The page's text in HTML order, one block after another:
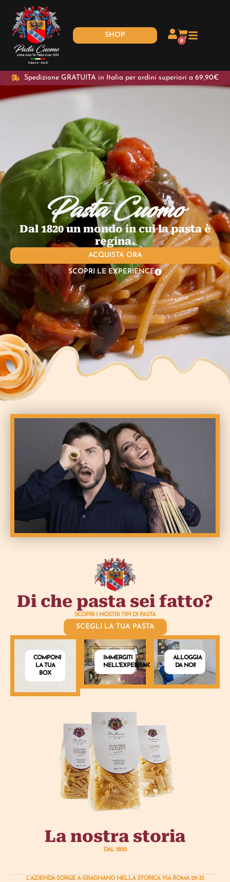
SHOP
0
Spedizione GRATUITA in Italia per ordini superiori a 69,90€
Pasta Cuomo
Dal 1820 un mondo in cui la pasta è
regina.
ACQUISTA ORA
SCOPRI LE EXPERIENCE
Di che pasta sei fatto?
SCOPRI I NOSTRI TIPI DI PASTA
SCEGLI LA TUA PASTA
COMPONI
LA TUA
BOX
IMMERGITI
NELL'EXPERIENCE
ALLOGGIA
DA NOI!
La nostra storia
DAL 1820
L'AZIENDA SORGE A GRAGNANO NELLA STORICA VIA ROMA 29-37.